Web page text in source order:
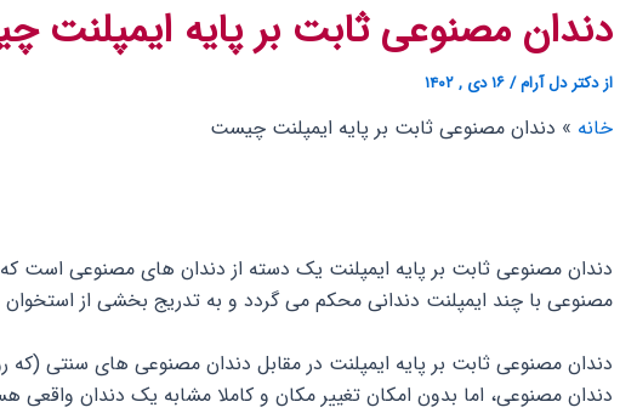
دندان مصنوعی ثابت بر پایه ایمپلنت
از دکتر دل آرام/۱۶ دی , ۱۴۰۲
خانه دندان مصنوعی ثابت بر پایه ایمپلنت چیست
دندان مصنوعی ثابت بر پایه ایمپلنت یک دسته از دندان های مصنوعی است
مصنوعی با چند ایمپلنت دندانی محکم می گردد و به تدریج بخشی از
دندان مصنوعی ثابت بر پایه ایمپلنت در مقابل دندان مصنوعی های سنتی
دندان مصنوعی، اما بدون امکان تغییر مکان و کاملا مشابه یک دندان واقعی